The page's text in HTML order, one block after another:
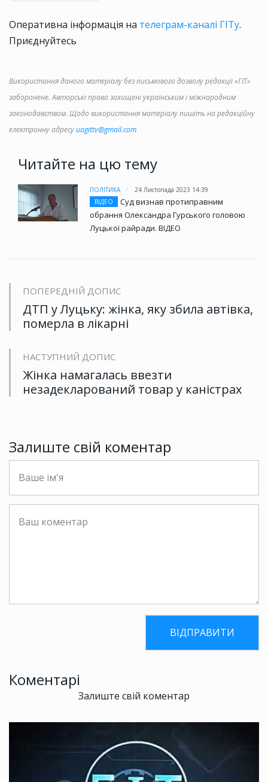
Оперативна інформація на телеграм-каналі ГІТу.
Приєднуйтесь
Використання даного матеріалу без письмового дозволу редакції «ГІТ»
заборонене. Авторські права захищені українським і міжнародним
законодавством. Щодо використання матеріалу пишіть на редакційну
електронну адресуuagittv@gmail.com
Читайте на цю тему
ПОЛІТИКА
24 Листопада 2023 14:39
ВІДЕО
Суд визнав протиправним
обрання Олександра Гурського головою
Луцької райради. ВІДЕО
ПОПЕРЕДНІЙ ДОПИС
ДТП у Луцьку: жінка, яку збила автівка,
померла в лікарні
НАСТУПНИЙ ДОПИС
Жінка намагалась ввезти
незадекларований товар у каністрах
Залиште свій коментар
Коментарі
Залиште свій коментар